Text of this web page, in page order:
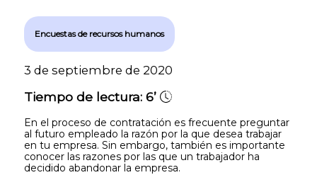
Encuestas de recursos humanos
3 de septiembre de 2020
Tiempo de lectura: 6’
En el proceso de contratación es frecuente preguntar
al futuro empleado la razón por la que desea trabajar
en tu empresa. Sin embargo, también es importante
conocer las razones por las que un trabajador ha
decidido abandonar la empresa.